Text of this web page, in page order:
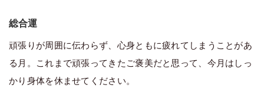
総合運
頑張りが周囲に伝わらず、心身ともに疲れてしまうことがあ
る月。これまで頑張ってきたご褒美だと思って、今月はしっ
かり身体を休ませてください。